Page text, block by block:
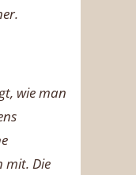
wie man
mit. Die